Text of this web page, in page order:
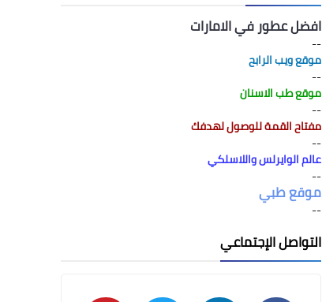
افضل عطور في الامارات
--
موقع ويب الرابح
--
موقع طب الاسنان
--
مفتاح القمة للوصول لهدفك
--
عالم الوايرلس واللاسلكي
--
موقع طبي
--
التواصل الإجتماعي